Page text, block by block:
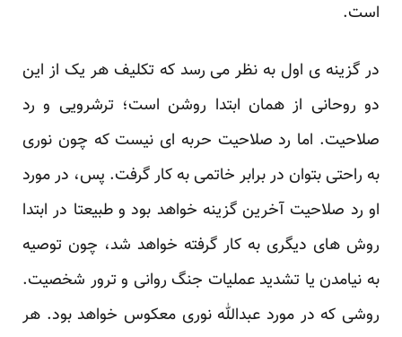
است. ‏
در گزینه ی اول به نظر می رسد که تکلیف هر یک از این
دو روحانی از همان ابتدا روشن است؛ ترشرویی و ‏رد
صلاحیت. اما رد صلاحیت حربه ای نیست که چون نوری
به راحتی بتوان در برابر خاتمی به کار گرفت. ‏پس، در مورد
او رد صلاحیت آخرین گزینه خواهد بود و طبیعتا در ابتدا
روش های دیگری به کار گرفته ‏خواهد شد، چون توصیه
به نیامدن یا تشدید عملیات جنگ روانی و ترور شخصیت.
روشی که در مورد عبدالله ‏نوری معکوس خواهد بود. هر